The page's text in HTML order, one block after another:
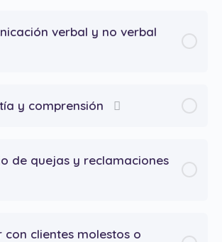
verbal y no verbal
y comprensión
de quejas y reclamaciones
con clientes molestos o